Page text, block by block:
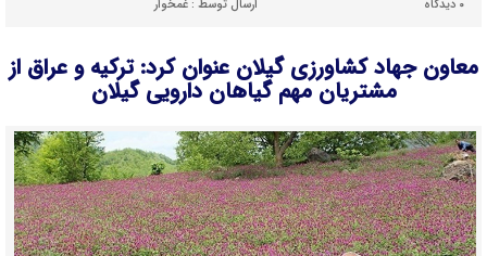
۰ دیدگاه ارسال توسط :غمخوار
معاون جهاد کشاورزی گیلان عنوان کرد: ترکیه و عراق از
مشتریان مهم گیاهان دارویی گیلان